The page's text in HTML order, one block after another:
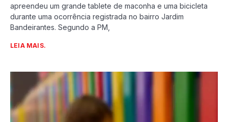
apreendeu um grande tablete de maconha e uma bicicleta
durante uma ocorrência registrada no bairro Jardim
Bandeirantes. Segundo a PM,
LEIA MAIS.